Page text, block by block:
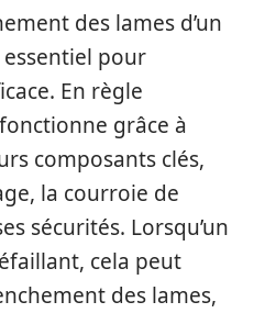
des lames d’un
pour
En règle
grâce à
composants clés,
la courroie de
sécurités. Lorsqu’un
cela peut
des lames,